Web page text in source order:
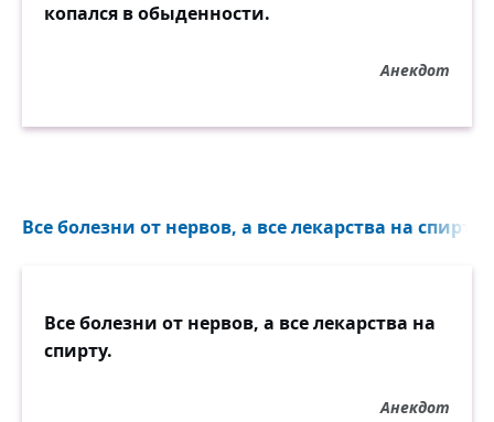
Он задумчиво сказал:
«Что не так у нас с кукушкой?»,
Как она на всю квартиру
Громко принялась чихать.
копался в обыденности.
Анекдот
Все болезни от нервов, а все лекарства на
Все болезни от нервов, а все лекарства на
спирту.
Анекдот